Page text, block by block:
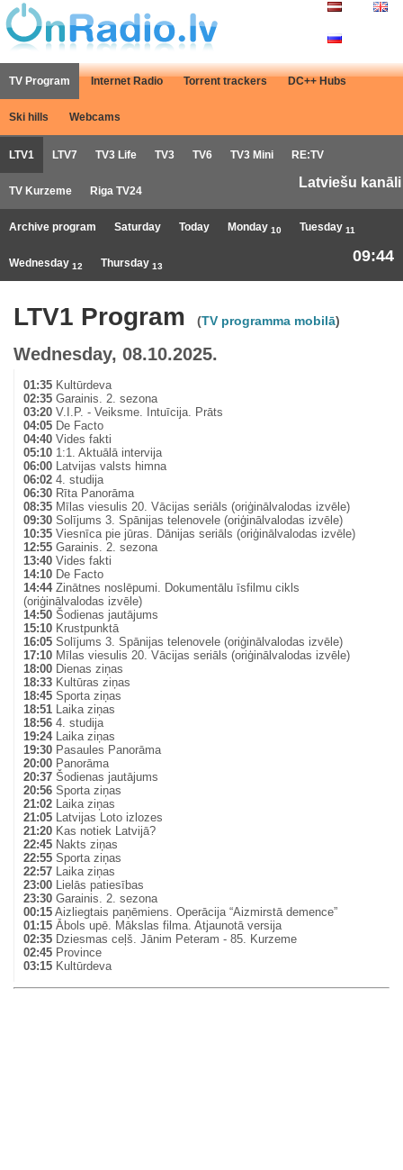
TV Program Internet Radio Torrent trackers DC++ Hubs
Ski hills Webcams
LTV1 LTV7 TV3 Life TV3 TV6 TV3 Mini RE:TV
TV Kurzeme Riga TV24
Latviešu kanāli
Archive program Saturday Today Monday 10 Tuesday 11
Wednesday 12 Thursday 13
09:44
LTV1 Program (TV programma mobilā)
Wednesday, 08.10.2025.
01:35 Kultūrdeva
02:35 Garainis. 2. sezona
03:20 V.I.P. - Veiksme. Intuīcija. Prāts
04:05 De Facto
04:40 Vides fakti
05:10 1:1. Aktuālā intervija
06:00 Latvijas valsts himna
06:02 4. studija
06:30 Rīta Panorāma
08:35 Mīlas viesulis 20. Vācijas seriāls (oriģinālvalodas izvēle)
09:30 Solījums 3. Spānijas telenovele (oriģinālvalodas izvēle)
10:35 Viesnīca pie jūras. Dānijas seriāls (oriģinālvalodas izvēle)
12:55 Garainis. 2. sezona
13:40 Vides fakti
14:10 De Facto
14:44Zinātnes noslēpumi. Dokumentālu īsfilmu cikls
(oriģinālvalodas izvēle)
14:50 Šodienas jautājums
15:10 Krustpunktā
16:05 Solījums 3. Spānijas telenovele (oriģinālvalodas izvēle)
17:10 Mīlas viesulis 20. Vācijas seriāls (oriģinālvalodas izvēle)
18:00 Dienas ziņas
18:33 Kultūras ziņas
18:45 Sporta ziņas
18:51 Laika ziņas
18:56 4. studija
19:24Laika ziņas
19:30 Pasaules Panorāma
20:00 Panorāma
20:37 Šodienas jautājums
20:56 Sporta ziņas
21:02 Laika ziņas
21:05 Latvijas Loto izlozes
21:20 Kas notiek Latvijā?
22:45 Nakts ziņas
22:55 Sporta ziņas
22:57 Laika ziņas
23:00 Lielās patiesības
23:30 Garainis. 2. sezona
00:15 Aizliegtais paņēmiens. Operācija “Aizmirstā demence”
01:15 Ābols upē. Mākslas filma. Atjaunotā versija
02:35 Dziesmas ceļš. Jānim Peteram - 85. Kurzeme
02:45 Province
03:15 Kultūrdeva